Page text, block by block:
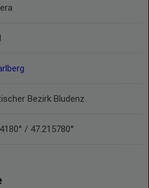
Bezirk Bludenz
/ 47.215780°